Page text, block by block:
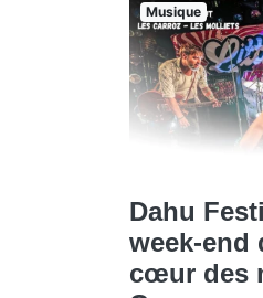
Musique
Dahu
week-end
cœur des